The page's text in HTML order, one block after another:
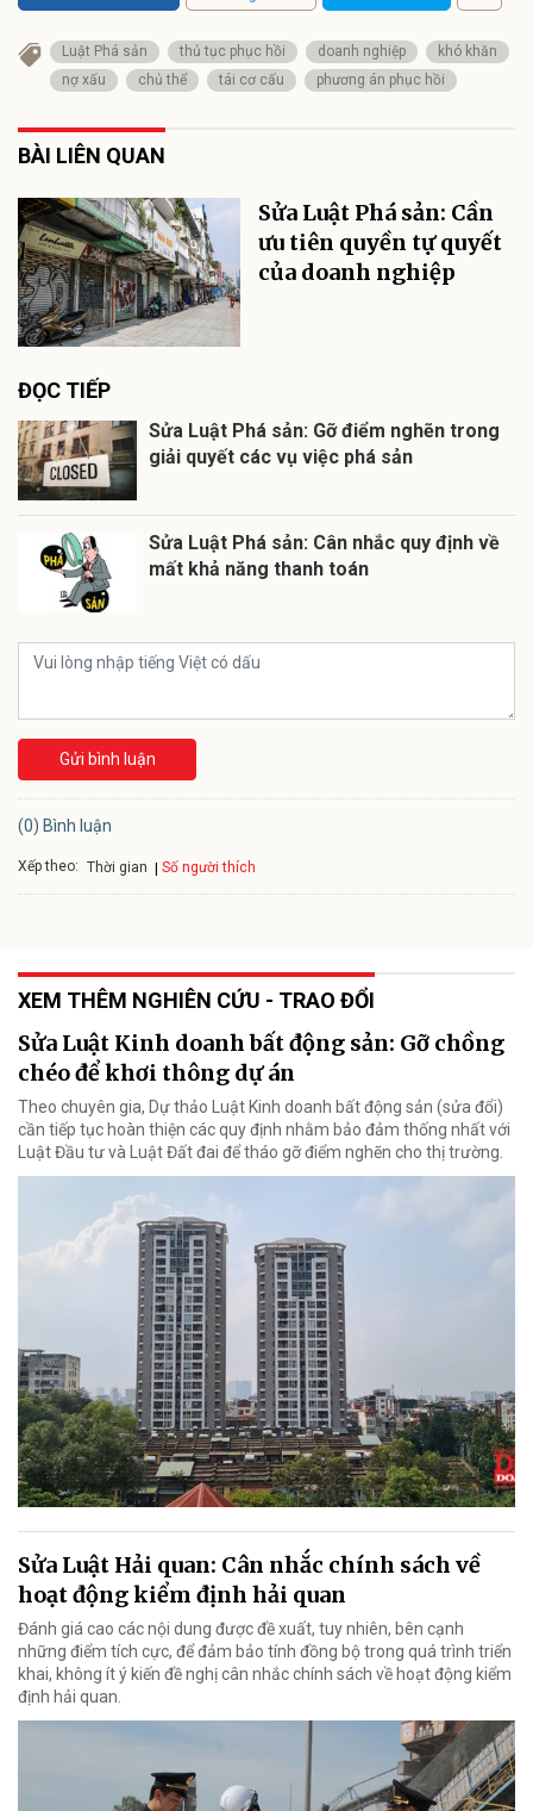
Luật Phá sản thủ tục phục hồi doanh nghiệp
khó khăn
nợ xấu
chủ thể tái cơ cấu phương án phục hồi
BÀI LIÊN QUAN
Sửa Luật Phá sản: Cần
ưu tiên quyền tự quyết
của doanh nghiệp
ĐỌC TIẾP
Sửa Luật Phá sản: Gỡ điểm nghẽn trong
giải quyết các vụ việc phá sản
Sửa Luật Phá sản: Cân nhắc quy định về
mất khả năng thanh toán
Gửi bình luận
(0) Bình luận
Xếp theo: Thời gian Số người thích
XEM THÊM NGHIÊN CỨU - TRAO ĐỔI
Sửa Luật Kinh doanh bất động sản: Gỡ chồng
chéo để khơi thông dự án
Theo chuyên gia, Dự thảo Luật Kinh doanh bất động sản (sửa đổi)
cần tiếp tục hoàn thiện các quy định nhằm bảo đảm thống nhất với
Luật Đầu tư và Luật Đất đai để tháo gỡ điểm nghẽn cho thị trường.
Sửa Luật Hải quan: Cân nhắc chính sách về
hoạt động kiểm định hải quan
Đánh giá cao các nội dung được đề xuất, tuy nhiên, bên cạnh
những điểm tích cực, để đảm bảo tính đồng bộ trong quá trình triển
khai, không ít ý kiến đề nghị cân nhắc chính sách về hoạt động kiểm
định hải quan.